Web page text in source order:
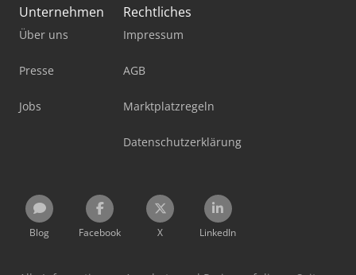
Unternehmen
Über uns
Presse
Jobs
Rechtliches
Impressum
AGB
Marktplatzregeln
Datenschutzerklärung
Blog Facebook X LinkedIn